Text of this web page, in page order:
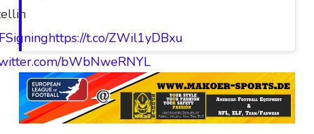
https://t.co/ZWil1yDBxu
bWbNweRNYL